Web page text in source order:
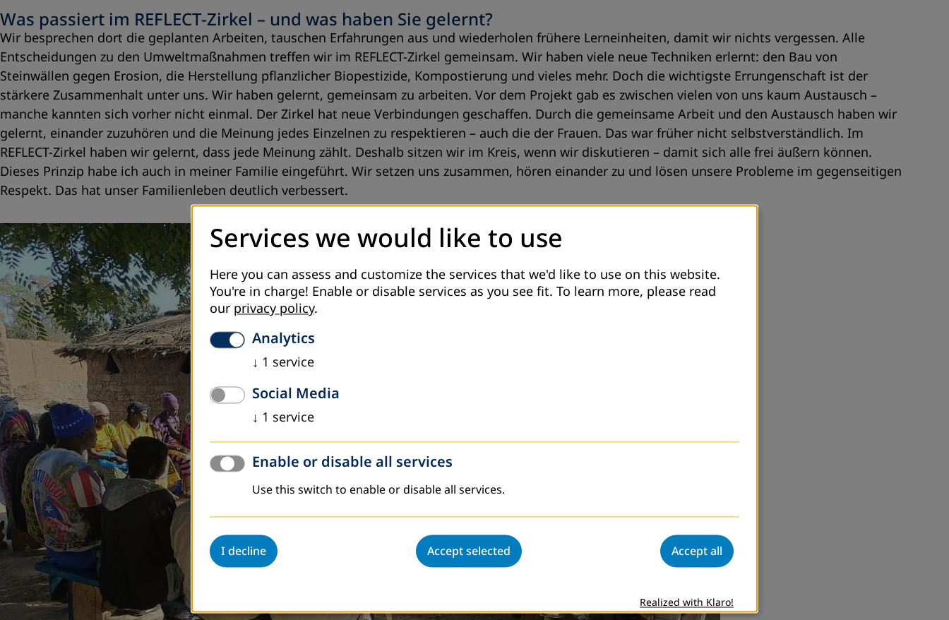
Was passiert im REFLECT-Zirkel – und was haben Sie gelernt?
Wir besprechen dort die geplanten Arbeiten, tauschen Erfahrungen aus und wiederholen frühere Lerneinheiten, damit wir nichts vergessen. Alle
Entscheidungen zu den Umweltmaßnahmen treffen wir im REFLECT-Zirkel gemeinsam. Wir haben viele neue Techniken erlernt: den Bau von
Steinwällen gegen Erosion, die Herstellung pflanzlicher Biopestizide, Kompostierung und vieles mehr. Doch die wichtigste Errungenschaft ist der
stärkere Zusammenhalt unter uns. Wir haben gelernt, gemeinsam zu arbeiten. Vor dem Projekt gab es zwischen vielen von uns kaum Austausch –
manche kannten sich vorher nicht einmal. Der Zirkel hat neue Verbindungen geschaffen. Durch die gemeinsame Arbeit und den Austausch haben wir
gelernt, einander zuzuhören und die Meinung jedes Einzelnen zu respektieren – auch die der Frauen. Das war früher nicht selbstverständlich. Im
REFLECT-Zirkel haben wir gelernt, dass jede Meinung zählt. Deshalb sitzen wir im Kreis, wenn wir diskutieren – damit sich alle frei äußern können.
Dieses Prinzip habe ich auch in meiner Familie eingeführt. Wir setzen uns zusammen, hören einander zu und lösen unsere Probleme im gegenseitigen
Respekt. Das hat unser Familienleben deutlich verbessert.
Services we would like to use
Here you can assess and customize the services that we'd like to use on this website.
You're in charge! Enable or disable services as you see fit. To learn more, please read
our privacy policy.
Analytics
↓ 1 service
Social Media
↓ 1 service
Enable or disable all services
Use this switch to enable or disable all services.
I decline Accept selected Accept all
Realized with Klaro!